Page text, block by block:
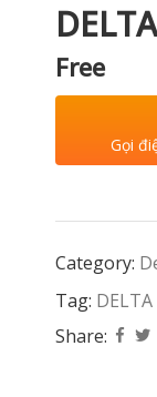
Free
Gọi
Category:
Tag:
Share: